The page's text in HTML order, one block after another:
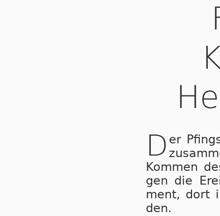
D er
Kom­men
gen die
ment, dort
den.